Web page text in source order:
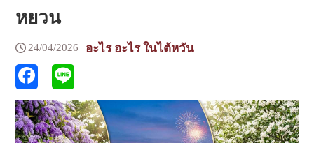
หยวน
24/04/2026 อะไร อะไร ในไต้หวัน